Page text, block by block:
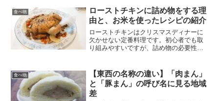
食べ物
ローストチキンに詰め物をする理
由と、お米を使ったレシピの紹介
ローストチキンはクリスマスディナーに
欠かせない定番料理です。初心者でも取
り組みやすいですが、詰め物の必要性や
て焼くと、それぞれが美味しく仕上がる
ことがあります。一方、詰...
食べ物
【東西の名称の違い】「肉まん」
と「豚まん」の呼び名に見る地域
差